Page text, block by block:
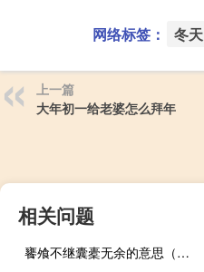
网络标签： 冬天
上一篇
大年初一给老婆怎么拜年
相关问题
饔飧不继囊橐无余的意思（饔飧不继）